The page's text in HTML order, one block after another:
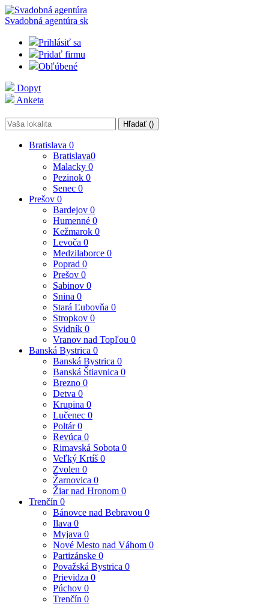
Svadobná agentúra sk
Prihlásiť sa
Pridať firmu
Obľúbené
Dopyt
Anketa
Hľadať ()
Bratislava 0
Bratislava0
Malacky 0
Pezinok 0
Senec 0
Prešov 0
Bardejov 0
Humenné 0
Kežmarok 0
Levoča 0
Medzilaborce 0
Poprad 0
Prešov 0
Sabinov 0
Snina 0
Stará Ľubovňa 0
Stropkov 0
Svidník 0
Vranov nad Topľou 0
Banská Bystrica 0
Banská Bystrica 0
Banská Štiavnica 0
Brezno 0
Detva 0
Krupina 0
Lučenec 0
Poltár0
Revúca 0
Rimavská Sobota 0
Veľký Krtíš 0
Zvolen 0
Žarnovica 0
Žiar nad Hronom 0
Trenčín 0
Bánovce nad Bebravou 0
Ilava 0
Myjava 0
Nové Mesto nad Váhom 0
Partizánske 0
Považská Bystrica 0
Prievidza 0
Púchov 0
Trenčín 0